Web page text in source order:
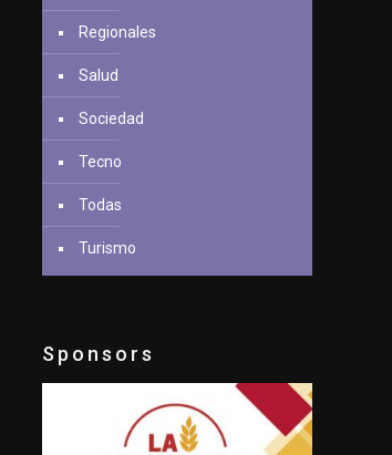
Regionales
Salud
Sociedad
Tecno
Todas
Turismo
Sponsors